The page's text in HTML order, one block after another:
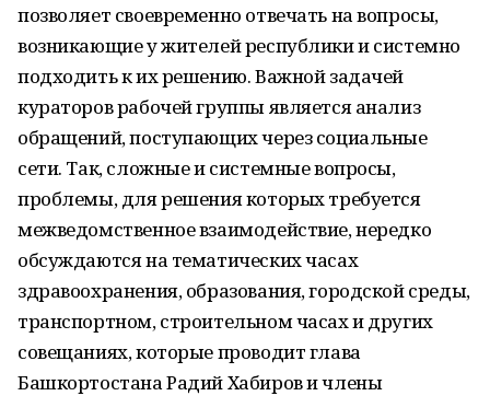
позволяет своевременно отвечать на вопросы,
возникающие у жителей республики и системно
подходить к их решению. Важной задачей
кураторов рабочей группы является анализ
обращений, поступающих через социальные
сети. Так, сложные и системные вопросы,
проблемы, для решения которых требуется
межведомственное взаимодействие, нередко
обсуждаются на тематических часах
здравоохранения, образования, городской среды,
транспортном, строительном часах и других
совещаниях, которые проводит глава
Башкортостана Радий Хабиров и члены